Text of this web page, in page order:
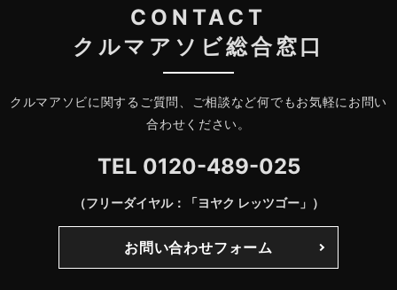
CONTACT
クルマアソビ総合窓口
クルマアソビに関するご質問、ご相談など何でもお気軽にお問い
合わせください。
TEL 0120-489-025
（フリーダイヤル：「ヨヤク レッツゴー」）
お問い合わせフォーム